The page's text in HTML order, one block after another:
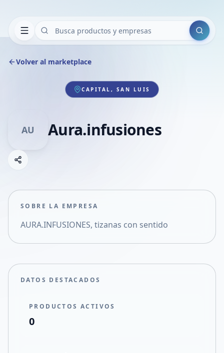
Buscar
Volver al marketplace
CAPITAL, SAN LUIS
AU Aura.infusiones
Compartir empresa
Compartir en X
SOBRE LA EMPRESA
AURA.INFUSIONES, tizanas con sentido
DATOS DESTACADOS
PRODUCTOS ACTIVOS
0